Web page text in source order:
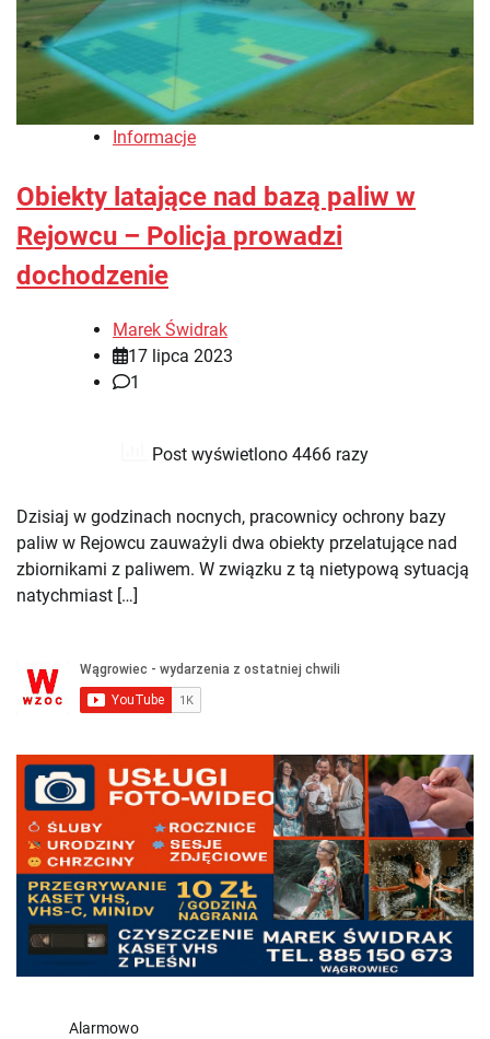
Informacje
Obiekty latające nad bazą paliw w
Rejowcu – Policja prowadzi
dochodzenie
Marek Świdrak
17 lipca 2023
1
Post wyświetlono 4466 razy
Dzisiaj w godzinach nocnych, pracownicy ochrony bazy
paliw w Rejowcu zauważyli dwa obiekty przelatujące nad
zbiornikami z paliwem. W związku z tą nietypową sytuacją
natychmiast […]
Alarmowo